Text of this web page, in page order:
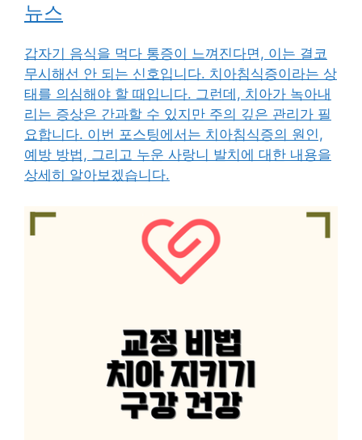
뉴스
갑자기 음식을 먹다 통증이 느껴진다면, 이는 결코
무시해선 안 되는 신호입니다. 치아침식증이라는 상
태를 의심해야 할 때입니다. 그런데, 치아가 녹아내
리는 증상은 간과할 수 있지만 주의 깊은 관리가 필
요합니다. 이번 포스팅에서는 치아침식증의 원인,
예방 방법, 그리고 누운 사랑니 발치에 대한 내용을
상세히 알아보겠습니다.